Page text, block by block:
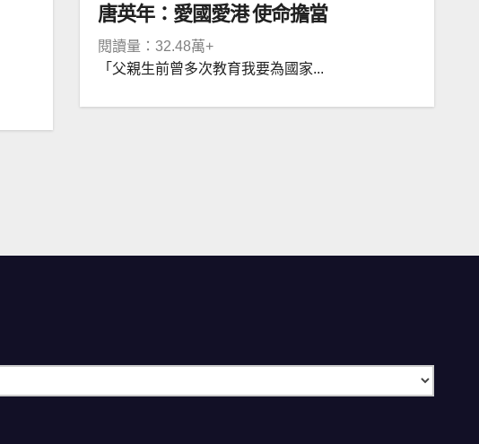
唐英年：愛國愛港 使命擔當
閱讀量：32.48萬+
「父親生前曾多次教育我要為國家...